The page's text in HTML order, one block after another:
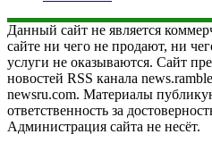
Данный сайт не является
сайте ни чего не продают, ни
услуги не оказываются. Сайт
новостей RSS канала
newsru.com. Материалы
ответственность за
Администрация сайта не несёт.